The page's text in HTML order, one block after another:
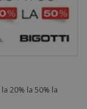
20% la 50% la